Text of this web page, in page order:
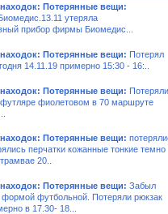
Потерянные вещи:
утеряла
прибор фирмы Биомедис...
Потерянные вещи: Потерял
14.11.19 примерно 15:30 - 16:..
Потерянные вещи: Потеряли
футляре фиолетовом в 70 маршруте
Потерянные вещи:
перчатки кожанные тонкие темно
20..
Потерянные вещи: Забыл
формой футбольной. Потеряли рюкзак
в 17.30- 18...